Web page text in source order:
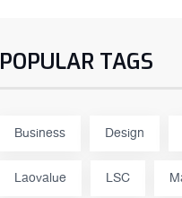
POPULAR TAGS
Business Design
Laovalue LSC